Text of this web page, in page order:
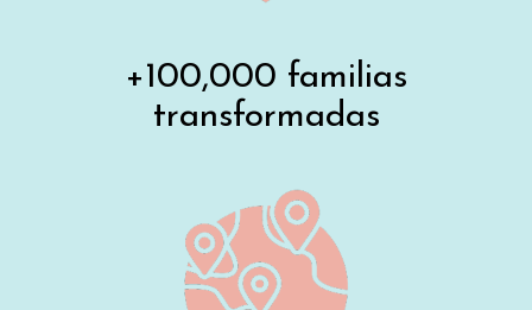
+100,000 familias
transformadas